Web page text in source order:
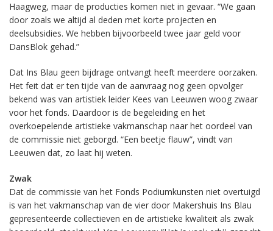
Haagweg, maar de producties komen niet in gevaar. “We gaan
door zoals we altijd al deden met korte projecten en
deelsubsidies. We hebben bijvoorbeeld twee jaar geld voor
DansBlok gehad.”
Dat Ins Blau geen bijdrage ontvangt heeft meerdere oorzaken.
Het feit dat er ten tijde van de aanvraag nog geen opvolger
bekend was van artistiek leider Kees van Leeuwen woog zwaar
voor het fonds. Daardoor is de begeleiding en het
overkoepelende artistieke vakmanschap naar het oordeel van
de commissie niet geborgd. “Een beetje flauw”, vindt van
Leeuwen dat, zo laat hij weten.
Zwak
Dat de commissie van het Fonds Podiumkunsten niet overtuigd
is van het vakmanschap van de vier door Makershuis Ins Blau
gepresenteerde collectieven en de artistieke kwaliteit als zwak